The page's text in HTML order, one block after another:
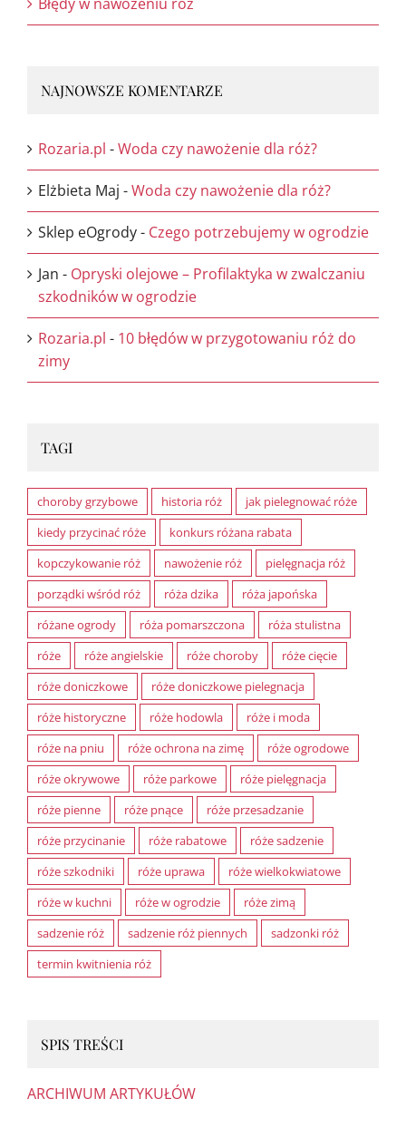
NAJNOWSZE KOMENTARZE
Rozaria.pl -Woda czy nawożenie dla róż?
Elżbieta Maj -Woda czy nawożenie dla róż?
Sklep eOgrody- Czego potrzebujemy w ogrodzie
Jan - Opryski olejowe – Profilaktyka w zwalczaniu
szkodników w ogrodzie
Rozaria.pl - 10 błędów w przygotowaniu róż do
zimy
TAGI
choroby grzybowe historia róż
jak pielegnować róże
kiedy przycinać róże
konkurs różana rabata
kopczykowanie róż
nawożenie róż
pielęgnacja róż
porządki wśród róż
róża dzika
róża japońska
różane ogrody
róża pomarszczona
róża stulistna
róże
róże angielskie róże choroby
róże cięcie
róże doniczkowe
róże doniczkowe pielegnacja
róże historyczne
róże hodowla
róże i moda
róże na pniu
róże ochrona na zimę
róże ogrodowe
róże okrywowe
róże parkowe
róże pielęgnacja
róże pienne
róże pnące
róże przesadzanie
róże przycinanie
róże rabatowe
róże sadzenie
róże szkodniki
róże uprawa
róże wielkokwiatowe
róże w kuchni
róże w ogrodzie
róże zimą
sadzenie róż
sadzenie róż piennych
sadzonki róż
termin kwitnienia róż
SPIS TREŚCI
ARCHIWUM ARTYKUŁÓW